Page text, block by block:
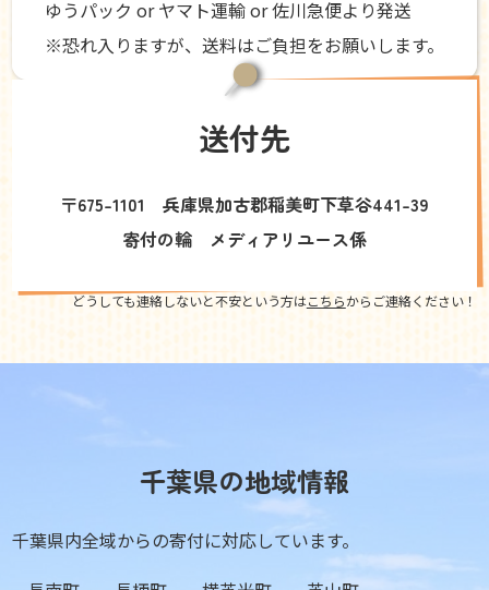
ゆうパック or ヤマト運輸 or 佐川急便より発送
※恐れ入りますが、送料はご負担をお願いします。
送付先
〒675-1101 兵庫県加古郡稲美町下草谷441-39
寄付の輪 メディアリユース係
どうしても連絡しないと不安という方はこちらからご連絡ください！
千葉県の地域情報
千葉県内全域からの寄付に対応しています。